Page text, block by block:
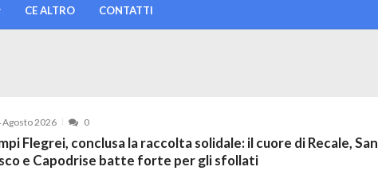
CE ALTRO CONTATTI
Agosto 2026 0
Flegrei, conclusa la raccolta solidale: il cuore di Recale, San
e Capodrise batte forte per gli sfollati